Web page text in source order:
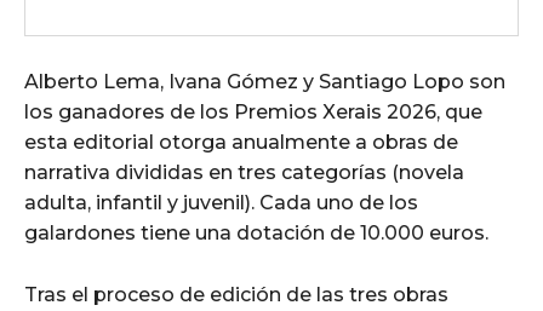
Alberto Lema, Ivana Gómez y Santiago Lopo son
los ganadores de los Premios Xerais 2026, que
esta editorial otorga anualmente a obras de
narrativa divididas en tres categorías (novela
adulta, infantil y juvenil). Cada uno de los
galardones tiene una dotación de 10.000 euros.
Tras el proceso de edición de las tres obras